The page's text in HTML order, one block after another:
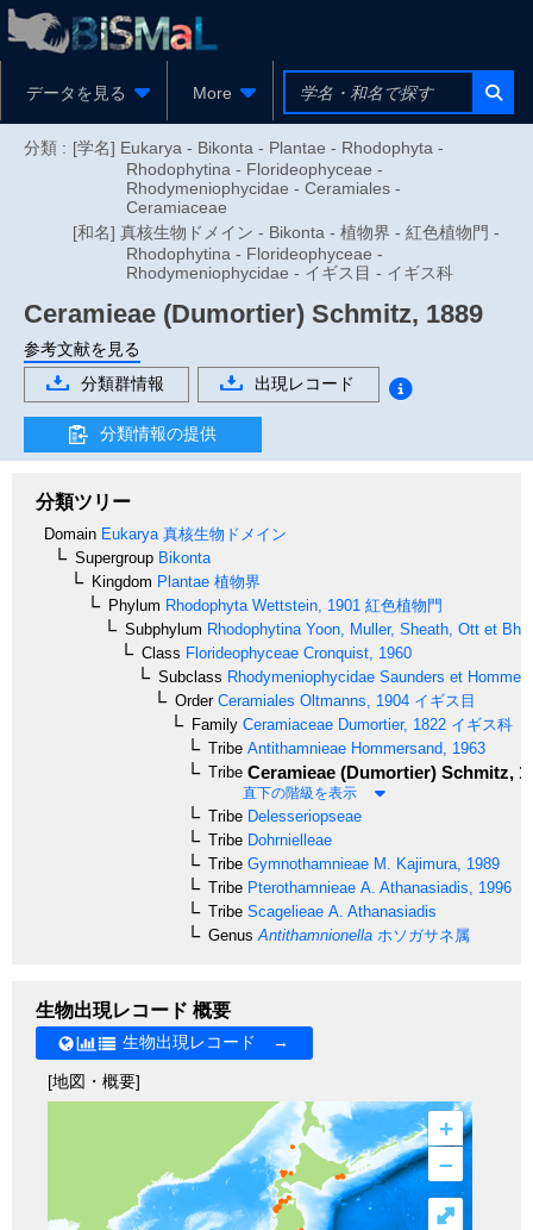
データを見る More
分類 : [学名] Eukarya - Bikonta - Plantae - Rhodophyta -
Rhodophytina - Florideophyceae -
Rhodymeniophycidae - Ceramiales -
Ceramiaceae
[和名] 真核生物ドメイン - Bikonta - 植物界 - 紅色植物門 -
Rhodophytina - Florideophyceae -
Rhodymeniophycidae - イギス目 - イギス科
Ceramieae (Dumortier) Schmitz, 1889
参考文献を見る
分類群情報
出現レコード
分類情報の提供
分類ツリー
Domain Eukarya 真核生物ドメイン
Supergroup Bikonta
Kingdom Plantae 植物界
Phylum Rhodophyta Wettstein, 1901 紅色植物門
Subphylum Rhodophytina Yoon, Muller, Sheath, Ott et
Class Florideophyceae Cronquist, 1960
Subclass Rhodymeniophycidae Saunders et
OrderCeramiales Oltmanns, 1904 イギス目
Family Ceramiaceae Dumortier, 1822 イギス科
Tribe Antithamnieae Hommersand, 1963
Tribe Ceramieae (Dumortier) Schmitz,
直下の階級を表示
Tribe Delesseriopseae
Tribe Dohrnielleae
Tribe Gymnothamnieae M. Kajimura, 1989
Tribe Pterothamnieae A. Athanasiadis, 1996
Tribe Scagelieae A. Athanasiadis
Genus Antithamnionella ホソガサネ属
生物出現レコード 概要
生物出現レコード →
[地図・概要]
+
–
⤢